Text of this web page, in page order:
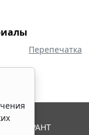
Перепечатка
ГАРАНТ